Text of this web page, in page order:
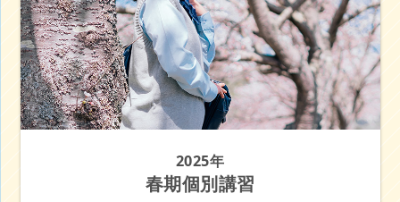
2025年
春期個別講習